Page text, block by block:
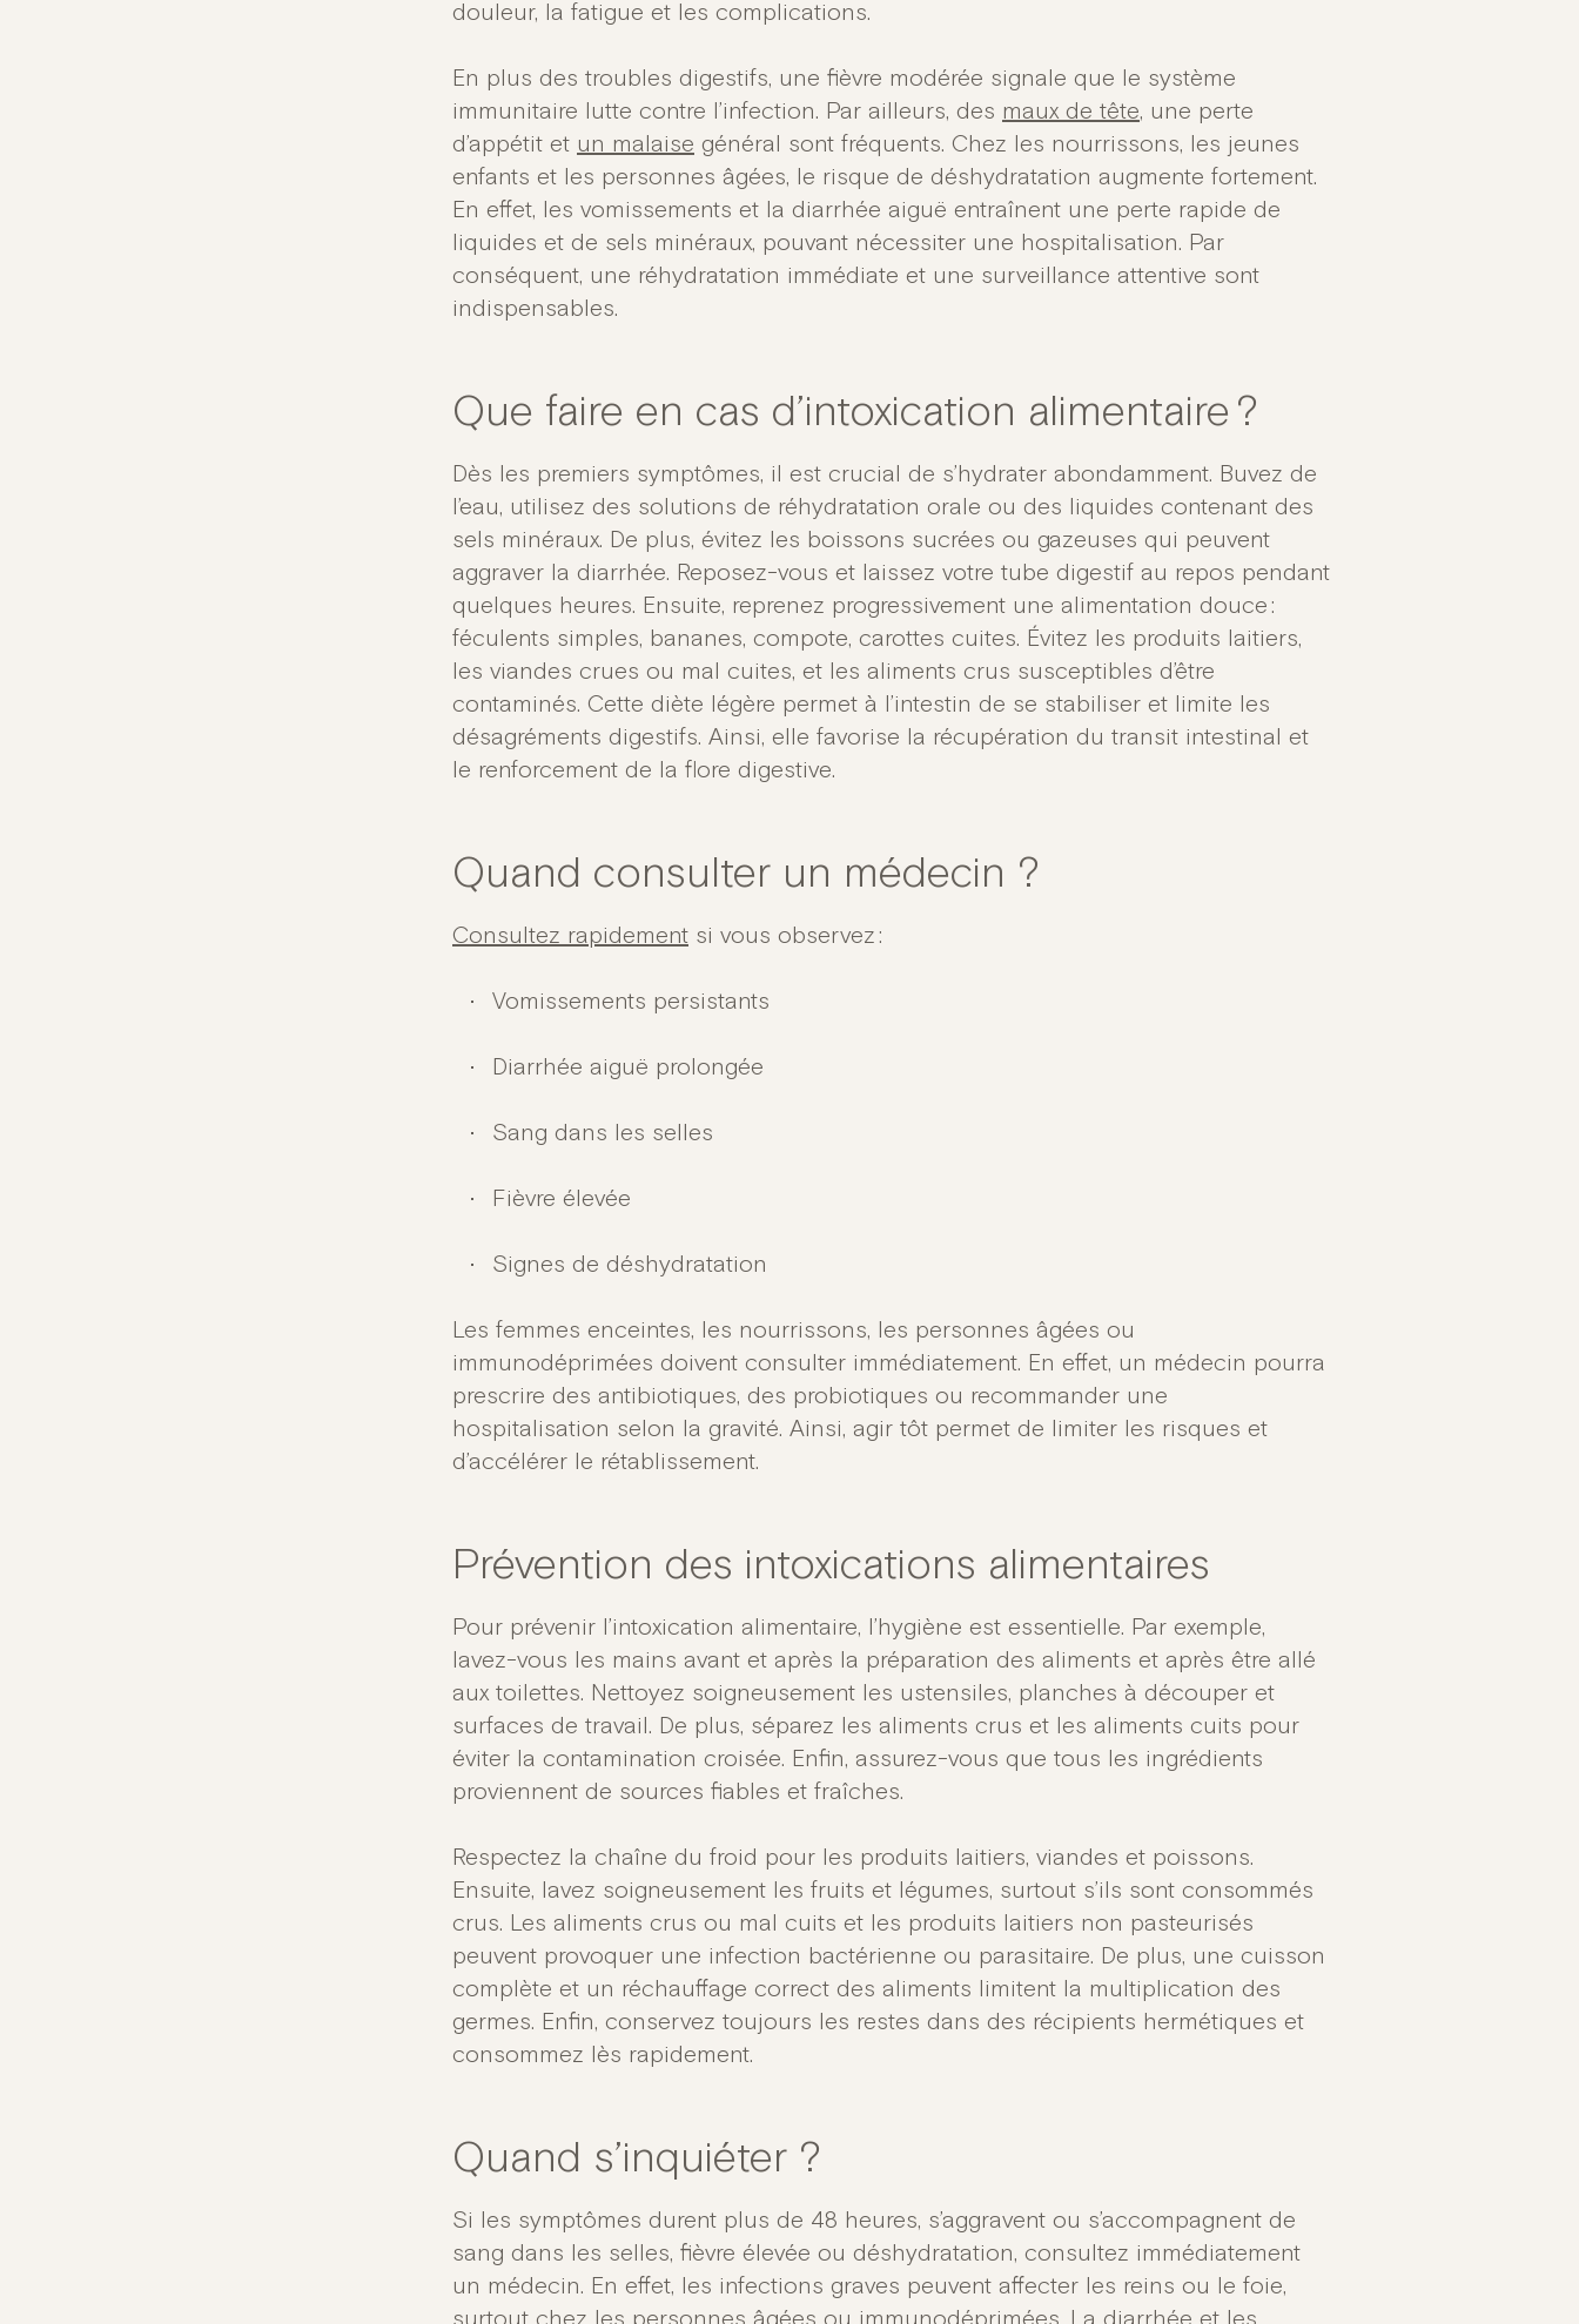
douleur, la fatigue et les complications.
En plus des troubles digestifs, une fièvre modérée signale que le système
immunitaire lutte contre l’infection. Par ailleurs, des maux de tête, une perte
d’appétit et un malaise général sont fréquents. Chez les nourrissons, les jeunes
enfants et les personnes âgées, le risque de déshydratation augmente fortement.
En effet, les vomissements et la diarrhée aiguë entraînent une perte rapide de
liquides et de sels minéraux, pouvant nécessiter une hospitalisation. Par
conséquent, une réhydratation immédiate et une surveillance attentive sont
indispensables.
Que faire en cas d’intoxication alimentaire ?
Dès les premiers symptômes, il est crucial de s’hydrater abondamment. Buvez de
l’eau, utilisez des solutions de réhydratation orale ou des liquides contenant des
sels minéraux. De plus, évitez les boissons sucrées ou gazeuses qui peuvent
aggraver la diarrhée. Reposez-vous et laissez votre tube digestif au repos pendant
quelques heures. Ensuite, reprenez progressivement une alimentation douce :
féculents simples, bananes, compote, carottes cuites. Évitez les produits laitiers,
les viandes crues ou mal cuites, et les aliments crus susceptibles d’être
contaminés. Cette diète légère permet à l’intestin de se stabiliser et limite les
désagréments digestifs. Ainsi, elle favorise la récupération du transit intestinal et
le renforcement de la flore digestive.
Quand consulter un médecin ?
Consultez rapidement si vous observez :
Vomissements persistants
Diarrhée aiguë prolongée
Sang dans les selles
Fièvre élevée
Signes de déshydratation
Les femmes enceintes, les nourrissons, les personnes âgées ou
immunodéprimées doivent consulter immédiatement. En effet, un médecin pourra
prescrire des antibiotiques, des probiotiques ou recommander une
hospitalisation selon la gravité. Ainsi, agir tôt permet de limiter les risques et
d’accélérer le rétablissement.
Prévention des intoxications alimentaires
Pour prévenir l’intoxication alimentaire, l’hygiène est essentielle. Par exemple,
lavez-vous les mains avant et après la préparation des aliments et après être allé
aux toilettes. Nettoyez soigneusement les ustensiles, planches à découper et
surfaces de travail. De plus, séparez les aliments crus et les aliments cuits pour
éviter la contamination croisée. Enfin, assurez-vous que tous les ingrédients
proviennent de sources fiables et fraîches.
Respectez la chaîne du froid pour les produits laitiers, viandes et poissons.
Ensuite, lavez soigneusement les fruits et légumes, surtout s’ils sont consommés
crus. Les aliments crus ou mal cuits et les produits laitiers non pasteurisés
peuvent provoquer une infection bactérienne ou parasitaire. De plus, une cuisson
complète et un réchauffage correct des aliments limitent la multiplication des
germes. Enfin, conservez toujours les restes dans des récipients hermétiques et
consommez lès rapidement.
Quand s’inquiéter ?
Si les symptômes durent plus de 48 heures, s’aggravent ou s’accompagnent de
sang dans les selles, fièvre élevée ou déshydratation, consultez immédiatement
un médecin. En effet, les infections graves peuvent affecter les reins ou le foie,
surtout chez les personnes âgées ou immunodéprimées. La diarrhée et les